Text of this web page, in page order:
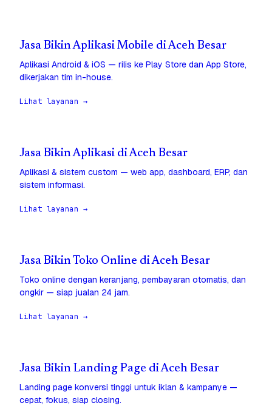
Jasa Bikin Aplikasi Mobile di Aceh Besar
Aplikasi Android & iOS — rilis ke Play Store dan App Store,
dikerjakan tim in-house.
Lihat layanan →
Jasa Bikin Aplikasi di Aceh Besar
Aplikasi & sistem custom — web app, dashboard, ERP, dan
sistem informasi.
Lihat layanan →
Jasa Bikin Toko Online di Aceh Besar
Toko online dengan keranjang, pembayaran otomatis, dan
ongkir — siap jualan 24 jam.
Lihat layanan →
Jasa Bikin Landing Page di Aceh Besar
Landing page konversi tinggi untuk iklan & kampanye —
cepat, fokus, siap closing.